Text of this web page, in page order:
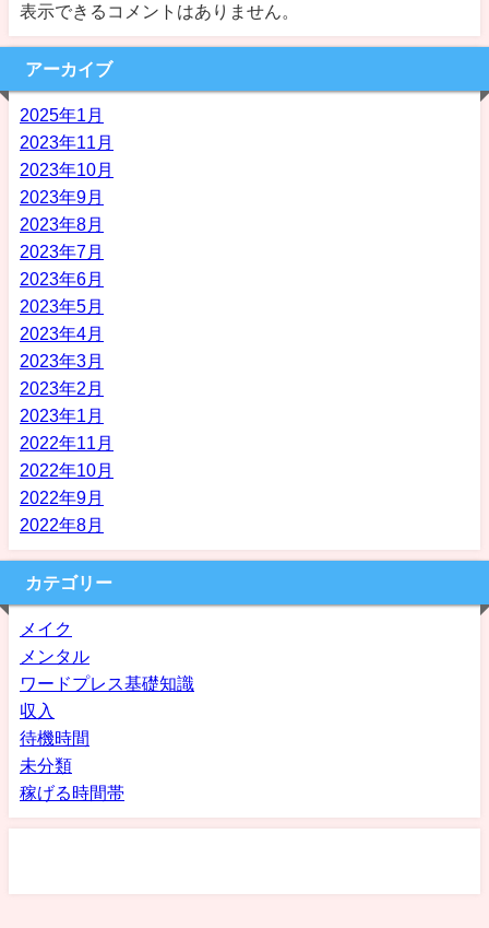
表示できるコメントはありません。
アーカイブ
2025年1月
2023年11月
2023年10月
2023年9月
2023年8月
2023年7月
2023年6月
2023年5月
2023年4月
2023年3月
2023年2月
2023年1月
2022年11月
2022年10月
2022年9月
2022年8月
カテゴリー
メイク
メンタル
ワードプレス基礎知識
収入
待機時間
未分類
稼げる時間帯